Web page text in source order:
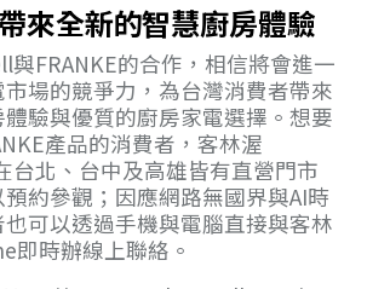
來全新的智慧廚房體驗
與FRANKE的合作，相信將會進一
場的競爭力，為台灣消費者帶來
驗與優質的廚房家電選擇。想要
產品的消費者，客林渥
台北、台中及高雄皆有直營門市
約參觀；因應網路無國界與AI時
可以透過手機與電腦直接與客林
即時辦線上聯絡。